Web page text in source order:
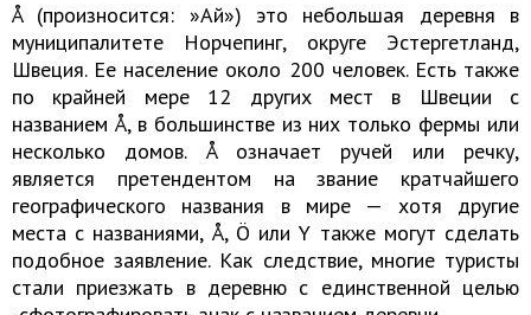
Å (произносится: ​​»Ай») это небольшая деревня в
муниципалитете Норчепинг, округе Эстергетланд,
Швеция. Ее население около 200 человек. Есть также
по крайней мере 12 других мест в Швеции с
названием Å, в большинстве из них только фермы или
несколько домов. Å означает ручей или речку,
является претендентом на звание кратчайшего
географического названия в мире — хотя другие
места с названиями, Å, Ö или Y также могут сделать
подобное заявление. Как следствие, многие туристы
стали приезжать в деревню с единственной целью